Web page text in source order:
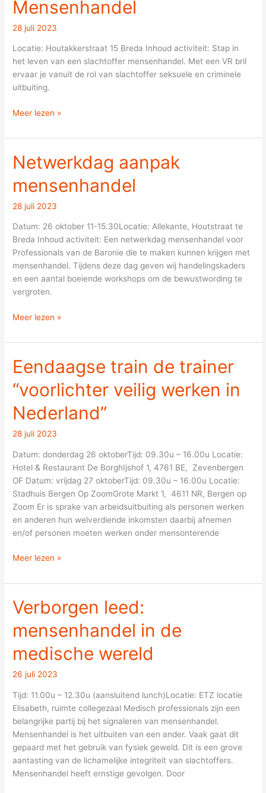
Mensenhandel
28 juli 2023
Locatie: Houtakkerstraat 15 Breda Inhoud activiteit: Stap in
het leven van een slachtoffer mensenhandel. Met een VR bril
ervaar je vanuit de rol van slachtoffer seksuele en criminele
uitbuiting.
Mensenhandel
Meer lezen »
Netwerkdag aanpak
mensenhandel
28 juli 2023
Datum: 26 oktober 11-15.30Locatie: Allekante, Houtstraat te
Breda Inhoud activiteit: Een netwerkdag mensenhandel voor
Professionals van de Baronie die te maken kunnen krijgen met
mensenhandel. Tijdens deze dag geven wij handelingskaders
en een aantal boeiende workshops om de bewustwording te
vergroten.
Netwerkdag
aanpak
mensenhandel
Meer lezen »
Eendaagse train de trainer
“voorlichter veilig werken in
Nederland”
28 juli 2023
Datum: donderdag 26 oktoberTijd: 09.30u – 16.00u Locatie:
Hotel & Restaurant De BorghIjshof 1, 4761 BE, Zevenbergen
OF Datum: vrijdag 27 oktoberTijd: 09.30u – 16.00u Locatie:
Stadhuis Bergen Op ZoomGrote Markt 1, 4611 NR, Bergen op
Zoom Er is sprake van arbeidsuitbuiting als personen werken
en anderen hun welverdiende inkomsten daarbij afnemen
en/of personen moeten werken onder mensonterende
Eendaagse
train
de
“voorlichter
werken
in
Nederland”
Meer lezen »
Verborgen leed:
mensenhandel in de
medische wereld
26 juli 2023
Tijd: 11.00u – 12.30u (aansluitend lunch)Locatie: ETZ locatie
Elisabeth, ruimte collegezaal Medisch professionals zijn een
belangrijke partij bij het signaleren van mensenhandel.
Mensenhandel is het uitbuiten van een ander. Vaak gaat dit
gepaard met het gebruik van fysiek geweld. Dit is een grove
aantasting van de lichamelijke integriteit van slachtoffers.
Mensenhandel heeft ernstige gevolgen. Door
Verborgen
leed:
mensenhandel
de
wereld